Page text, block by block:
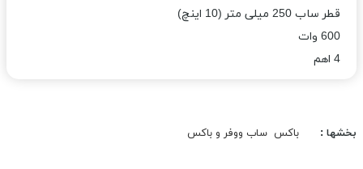
قطر ساب 250 میلی متر (10 اینچ)
600 وات
4 اهم
بخشها : باکس ساب ووفر و باكس